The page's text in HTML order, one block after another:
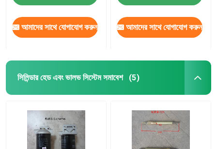
আমাদের সাথে যোগাযোগ করুন আমাদের সাথে যোগাযোগ করুন
সিলিন্ডার হেড এবং ভালভ সিস্টেম সমাবেশ (5)